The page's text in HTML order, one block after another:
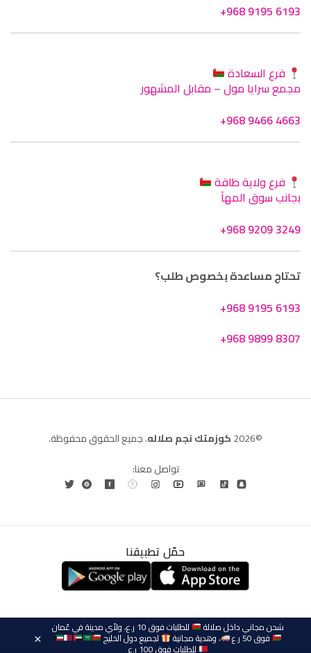
+968 9195 6193
فرع السعادة
مجمع سرايا مول – مقابل المشهور
+968 9466 4663
فرع ولاية طاقة
بجانب سوق المهآ
+968 9209 3249
تحتاج مساعدة بخصوص طلب؟
+968 9195 6193
+968 9899 8307
©2026 كوزمتك نجم صلاله. جميع الحقوق محفوظة.
تواصل معنا:
حمّل تطبيقنا
شحن مجاني داخل صلالة للطلبات فوق 10 ر.ع، ولأي مدينة في عُمان
فوق 50 ر.ع ، وهدية مجانية لجميع دول الخليج
للطلبات فوق 100 ر.ع
×
العربية English
(الإنجليزية)